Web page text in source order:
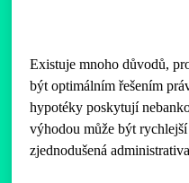
Existuje mnoho důvodů,
být optimálním řešením
hypotéky poskytují
výhodou může být
zjednodušená